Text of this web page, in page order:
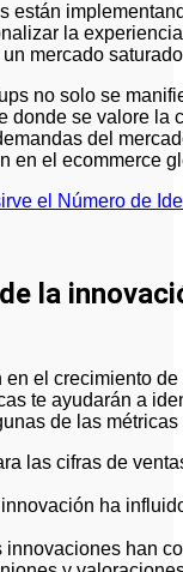
están
la
mercado
no solo se
donde se valore
del
en el ecommerce
el Número de
la
el crecimiento
te ayudarán a
de las
las cifras de
ha
innovaciones han